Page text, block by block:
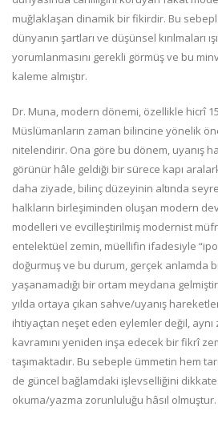
muğlaklaşan dinamik bir fikirdir. Bu
dünyanın şartları ve düşünsel kırılmaları
yorumlanmasını gerekli görmüş ve bu
kaleme almıştır.
Dr. Muna, modern dönemi, özellikle hicrî 15.
Müslümanların zaman bilincine yönelik
nitelendirir. Ona göre bu dönem, uyanış
görünür hâle geldiği bir sürece kapı
daha ziyade, bilinç düzeyinin altında
halkların birleşiminden oluşan modern
modelleri ve evcilleştirilmiş modernist
entelektüel zemin, müellifin ifadesiyle
doğurmuş ve bu durum, gerçek anlamda
yaşanamadığı bir ortam meydana
yılda ortaya çıkan sahve/uyanış
ihtiyaçtan neşet eden eylemler değil,
kavramını yeniden inşa edecek bir fikrî
taşımaktadır. Bu sebeple ümmetin hem
de güncel bağlamdaki işlevselliğini
okuma/yazma zorunluluğu hâsıl olmuştur.